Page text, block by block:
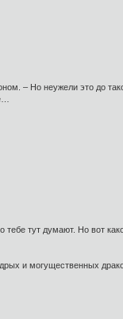
– Но неужели это до
тут думают. Но вот
и могущественных